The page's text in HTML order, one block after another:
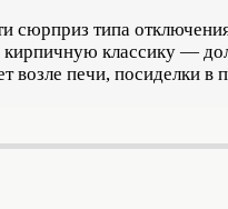
сюрприз типа
классику —
возле печи, посиделки